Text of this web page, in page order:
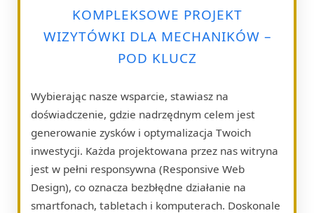
KOMPLEKSOWE PROJEKT
WIZYTÓWKI DLA MECHANIKÓW –
POD KLUCZ
Wybierając nasze wsparcie, stawiasz na
doświadczenie, gdzie nadrzędnym celem jest
generowanie zysków i optymalizacja Twoich
inwestycji. Każda projektowana przez nas witryna
jest w pełni responsywna (Responsive Web
Design), co oznacza bezbłędne działanie na
smartfonach, tabletach i komputerach. Doskonale